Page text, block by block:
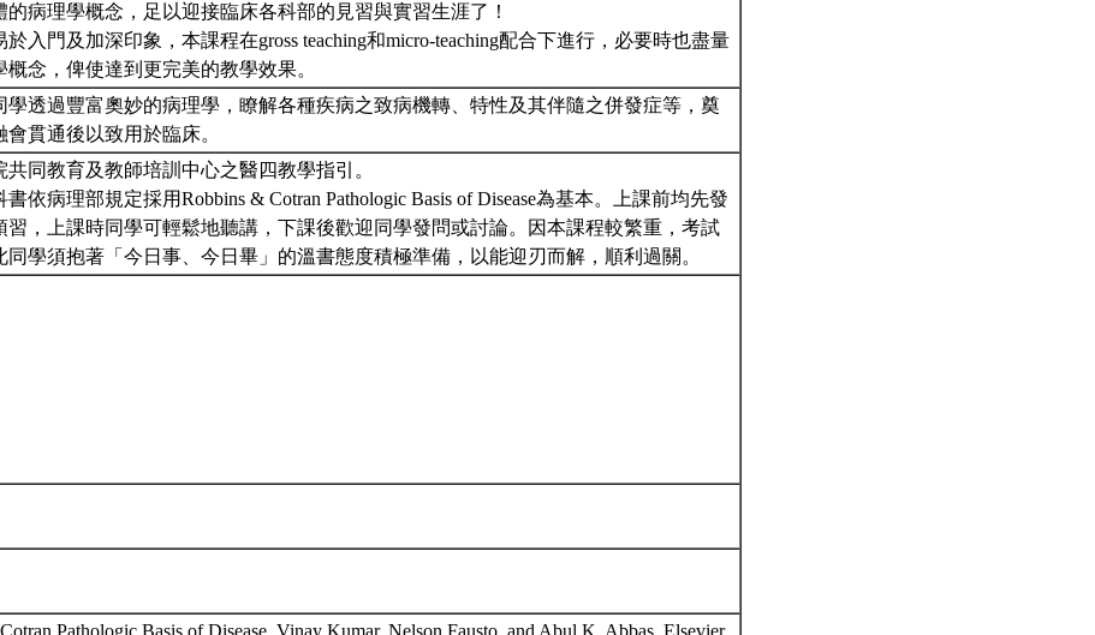
的病理學概念，足以迎接臨床各科部的見習與實習生涯了！
入門及加深印象，本課程在gross teaching和micro-teaching配合下進行，必要時也盡量
概念，俾使達到更完美的教學效果。
學透過豐富奧妙的病理學，瞭解各種疾病之致病機轉、特性及其伴隨之併發症等，奠
會貫通後以致用於臨床。
共同教育及教師培訓中心之醫四教學指引。
依病理部規定採用Robbins & Cotran Pathologic Basis of Disease為基本。上課前均先發
習，上課時同學可輕鬆地聽講，下課後歡迎同學發問或討論。因本課程較繁重，考試
同學須抱著「今日事、今日畢」的溫書態度積極準備，以能迎刃而解，順利過關。
Pathologic Basis of Disease. Vinay Kumar, Nelson Fausto, and Abul K. Abbas, Elsevier